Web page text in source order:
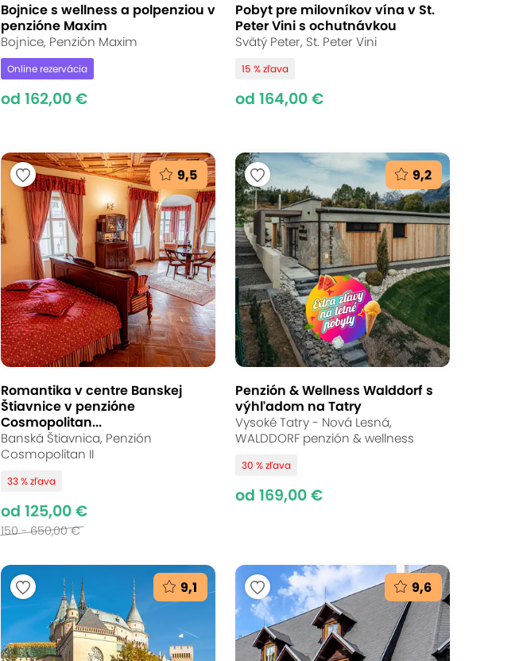
Bojnice s wellness a polpenziou v
penzióne Maxim
Bojnice, Penzión Maxim
Online rezervácia
od 162,00 €
Pobyt pre milovníkov vína v St.
Peter Vini s ochutnávkou
Svätý Peter, St. Peter Vini
15 % zľava
od 164,00 €
9,5
Romantika v centre Banskej
Štiavnice v penzióne
Cosmopolitan...
Banská Štiavnica, Penzión
Cosmopolitan II
33 % zľava
od 125,00 €
150 - 650,00 €
9,2
Penzión & Wellness Walddorf s
výhľadom na Tatry
Vysoké Tatry - Nová Lesná,
WALDDORF penzión & wellness
30 % zľava
od 169,00 €
9,1 9,6